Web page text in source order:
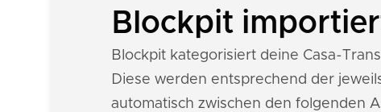
Blockpit
Blockpit kategorisiert deine Casa-
Diese werden entsprechend der
automatisch zwischen den folgenden